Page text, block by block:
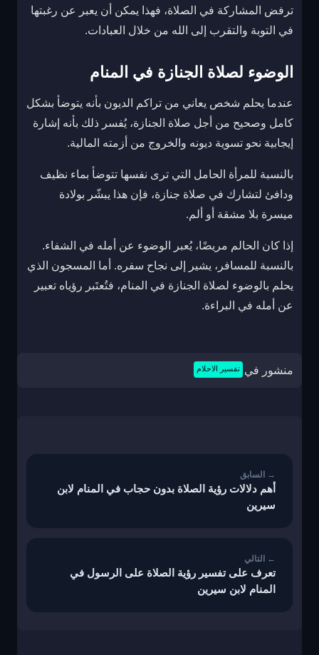
ترفض المشاركة في الصلاة، فهذا يمكن أن يعبر عن رغبتها
في التوبة والتقرب إلى الله من خلال العبادات.
الوضوء لصلاة الجنازة في المنام
عندما يحلم شخص يعاني من تراكم الديون بأنه يتوضأ بشكل
كامل وصحيح من أجل صلاة الجنازة، يُفسر ذلك بأنه إشارة
إيجابية نحو تسوية ديونه والخروج من أزمته المالية.
بالنسبة للمرأة الحامل التي ترى نفسها تتوضأ بماء نظيف
ودافئ لتشارك في صلاة جنازة، فإن هذا يبشّر بولادة
ميسرة بلا مشقة أو ألم.
إذا كان الحالم مريضًا، يُعبر الوضوء عن أمله في الشفاء.
بالنسبة للمسافر، يشير إلى نجاح سفره. أما المسجون الذي
يحلم بالوضوء لصلاة الجنازة في المنام، فتُعتَبر رؤياه تعبير
عن أمله في البراءة.
منشور في تفسير الاحلام
أهم دلالات رؤية الصلاة بدون حجاب في المنام لابن
سيرين
تعرف على تفسير رؤية الصلاة على الرسول في
المنام لابن سيرين